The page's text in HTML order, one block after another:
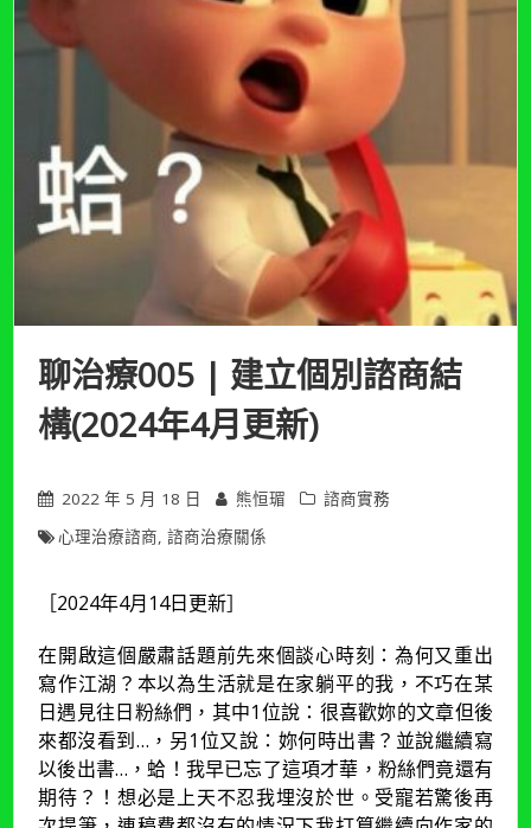
聊治療005 | 建立個別諮商結
構(2024年4月更新)
2022 年 5 月 18 日 熊恒瑂
諮商實務
心理治療諮商,諮商治療關係
［2024年4月14日更新］
在開啟這個嚴肅話題前先來個談心時刻：為何又重出
寫作江湖？本以為生活就是在家躺平的我，不巧在某
日遇見往日粉絲們，其中1位說：很喜歡妳的文章但後
來都沒看到…，另1位又說：妳何時出書？並說繼續寫
以後出書…，蛤！我早已忘了這項才華，粉絲們竟還有
期待？！想必是上天不忍我埋沒於世。受寵若驚後再